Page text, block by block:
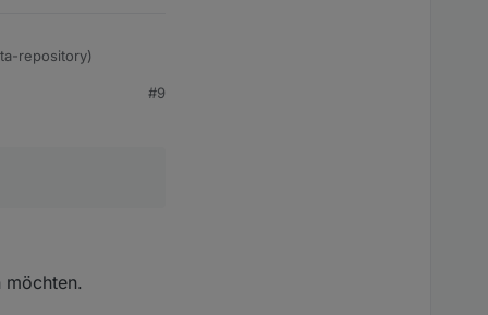
repository)
#9